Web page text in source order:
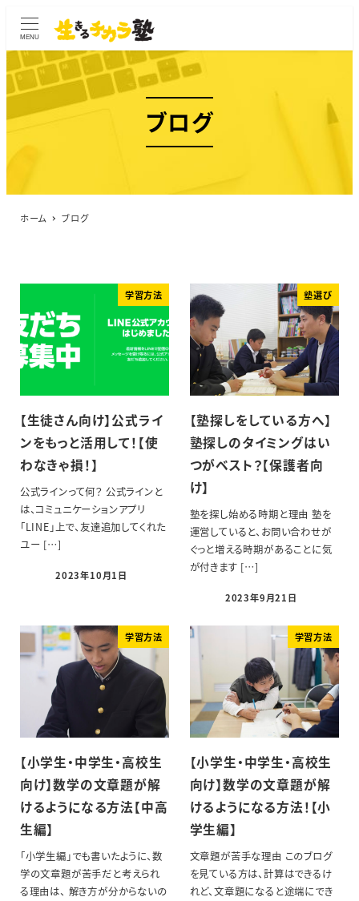
MENU
ブログ
ホーム ブログ
学習方法
【生徒さん向け】公式ライ
ンをもっと活用して！【使
わなきゃ損！】
公式ラインって何？ 公式ラインと
は、コミュニケーションアプリ
「LINE」上で、友達追加してくれた
ユー […]
2023年10月1日
塾選び
【塾探しをしている方へ】
塾探しのタイミングはい
つがベスト？【保護者向
け】
塾を探し始める時期と理由 塾を
運営していると、お問い合わせが
ぐっと増える時期があることに気
が付きます […]
2023年9月21日
学習方法
【小学生・中学生・高校生
向け】数学の文章題が解
けるようになる方法【中高
生編】
「小学生編」でも書いたように、数
学の文章題が苦手だと考えられ
る理由は、 解き方が分からないの
学習方法
【小学生・中学生・高校生
向け】数学の文章題が解
けるようになる方法！【小
学生編】
文章題が苦手な理由 このブログ
を見ている方は、計算はできるけ
れど、文章題になると途端にでき